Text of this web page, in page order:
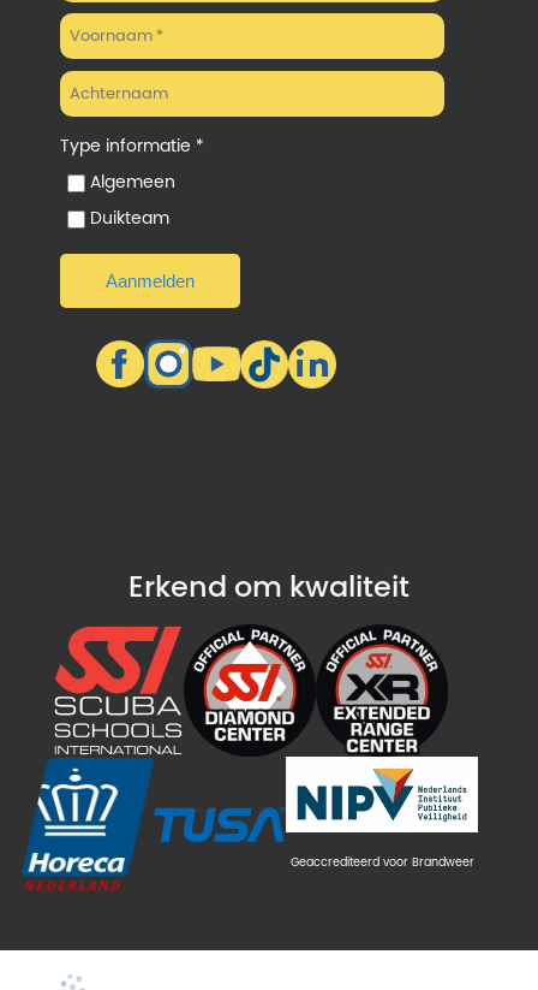
Type informatie *
Algemeen
Duikteam
Erkend om kwaliteit
Geaccrediteerd voor Brandweer